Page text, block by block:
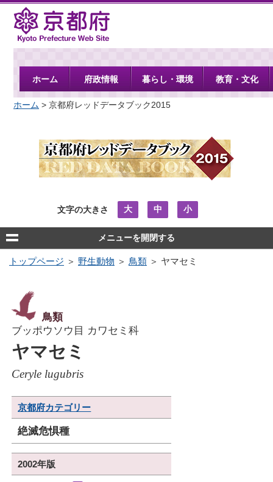
京都府
ホーム 府政情報 暮らし・環境 教育・文化
ホーム > 京都府レッドデータブック2015
文字の大きさ 大 中 小
メニューを開閉する
トップページ ＞ 野生動物 ＞ 鳥類 ＞ ヤマセミ
鳥類
ブッポウソウ目 カワセミ科
ヤマセミ
Ceryle lugubris
京都府カテゴリー
絶滅危惧種
2002年版